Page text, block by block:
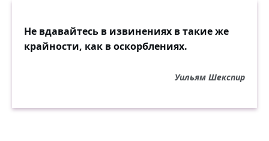
Не вдавайтесь в извинениях в такие же
крайности, как в оскорблениях.
Уильям Шекспир